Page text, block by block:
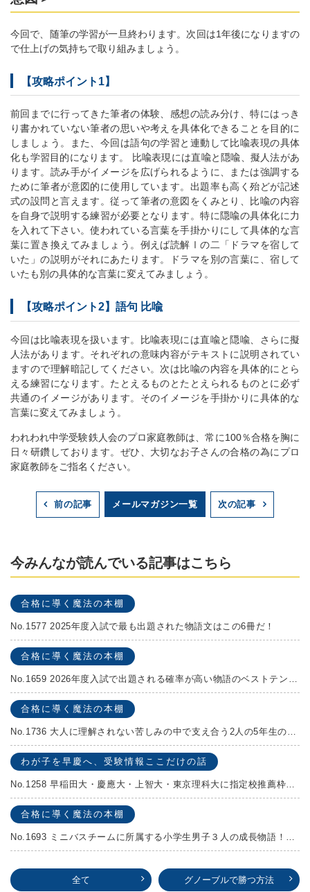
今回で、随筆の学習が一旦終わります。次回は1年後になりますの
で仕上げの気持ちで取り組みましょう。
【攻略ポイント1】
前回までに行ってきた筆者の体験、感想の読み分け、特にはっき
り書かれていない筆者の思いや考えを具体化できることを目的に
しましょう。また、今回は語句の学習と連動して比喩表現の具体
化も学習目的になります。 比喩表現には直喩と隠喩、擬人法があ
ります。読み手がイメージを広げられるように、または強調する
ために筆者が意図的に使用しています。出題率も高く殆どが記述
式の設問と言えます。従って筆者の意図をくみとり、比喩の内容
を自身で説明する練習が必要となります。特に隠喩の具体化に力
を入れて下さい。使われている言葉を手掛かりにして具体的な言
葉に置き換えてみましょう。例えば読解Ⅰの二「ドラマを宿して
いた」の説明がそれにあたります。ドラマを別の言葉に、宿して
いたも別の具体的な言葉に変えてみましょう。
【攻略ポイント2】語句 比喩
今回は比喩表現を扱います。比喩表現には直喩と隠喩、さらに擬
人法があります。それぞれの意味内容がテキストに説明されてい
ますので理解暗記してください。次は比喩の内容を具体的にとら
える練習になります。たとえるものとたとえられるものとに必ず
共通のイメージがあります。そのイメージを手掛かりに具体的な
言葉に変えてみましょう。
われわれ中学受験鉄人会のプロ家庭教師は、常に100％合格を胸に
日々研鑽しております。ぜひ、大切なお子さんの合格の為にプロ
家庭教師をご指名ください。
前の記事 メールマガジン一覧 次の記事
今みんなが読んでいる記事はこちら
合格に導く魔法の本棚
No.1577 2025年度入試で最も出題された物語文はこの6冊だ！
合格に導く魔法の本棚
合格に導く魔法の本棚
わが子を早慶へ、受験情報ここだけの話
合格に導く魔法の本棚
全て グノーブルで勝つ方法